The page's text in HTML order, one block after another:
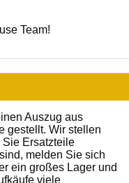
Team!
Auszug aus
gestellt. Wir stellen
Ersatzteile
melden Sie sich
ein großes Lager und
viele